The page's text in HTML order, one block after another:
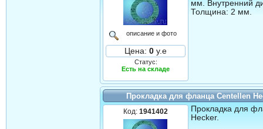
описание и фото
Цена: 0 у.е
Статус:
Есть на складе
мм. Внутренний
Толщина: 2 мм.
Прокладка для фланца Centellen
Код:1941402
Прокладка для
Hecker.